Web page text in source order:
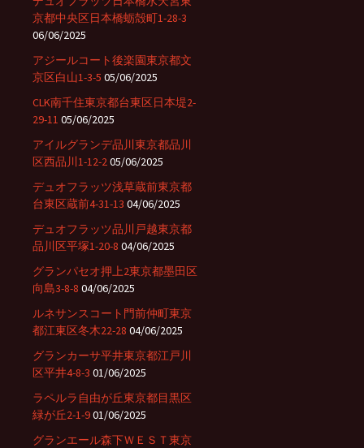
京都中央区日本橋蛎殻町1-28-3
06/06/2025
アジールコート後楽園東京都文
京区白山1-3-5 05/06/2025
CLK南千住東京都台東区日本堤2-
29-11 05/06/2025
アイルグランデ品川東京都品川
区西品川1-12-205/06/2025
デュオフラッツ浅草蔵前東京都
台東区蔵前4-31-13 04/06/2025
デュオフラッツ品川戸越東京都
品川区平塚1-20-8 04/06/2025
グランパセオ押上2東京都墨田区
向島3-8-8 04/06/2025
ルネサンスコート門前仲町東京
都江東区冬木22-28 04/06/2025
グランカーサ平井東京都江戸川
区平井4-8-3 01/06/2025
ラペルラ自由が丘東京都目黒区
緑が丘2-1-901/06/2025
グランエール森下ＷＥＳＴ東京